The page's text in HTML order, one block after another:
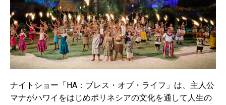
ナイトショー「HA：ブレス・オブ・ライフ」は、主人公
マナがハワイをはじめポリネシアの文化を通して人生の